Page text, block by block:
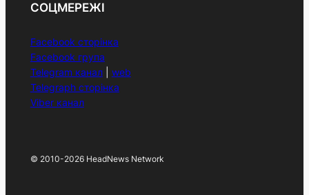
СОЦМЕРЕЖІ
Facebook сторінка
Facebook група
Telegram канал| web
Telegraph сторінка
Viber канал
© 2010-2026 HeadNews Network